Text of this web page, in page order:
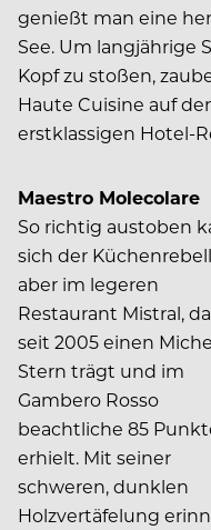
genießt man eine
See. Um langjährige
Kopf zu stoßen,
Haute Cuisine auf
erstklassigen Hotel-
Maestro Molecolare
So richtig austoben
sich der Küchenrebell
aber im legeren
Restaurant Mistral,
seit 2005 einen
Stern trägt und im
Gambero Rosso
beachtliche 85
erhielt. Mit seiner
schweren, dunklen
Holzvertäfelung